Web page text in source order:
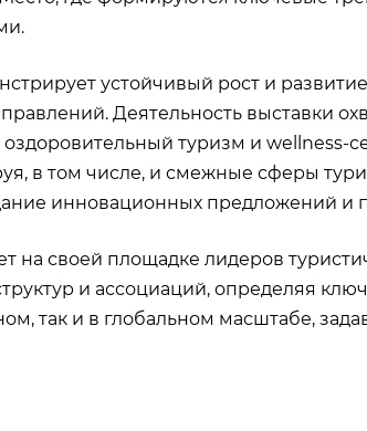
устойчивый рост и
Деятельность выставки
туризм и wellness-
в том числе, и смежные сферы
инновационных предложений и
своей площадке лидеров
и ассоциаций, определяя
так и в глобальном масштабе,